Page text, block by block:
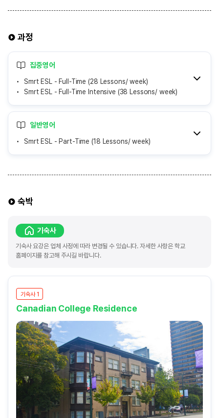
과정
집중영어
Smrt ESL - Full-Time (28 Lessons/ week)
Smrt ESL - Full-Time Intensive (38 Lessons/ week)
일반영어
Smrt ESL - Part-Time (18 Lessons/ week)
숙박
기숙사
기숙사 요강은 업체 사정에 따라 변경될 수 있습니다. 자세한 사항은 학교
홈페이지를 참고해 주시길 바랍니다.
기숙사 1
Canadian College Residence